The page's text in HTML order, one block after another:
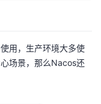
用，生产环境大多使
场景，那么Nacos还